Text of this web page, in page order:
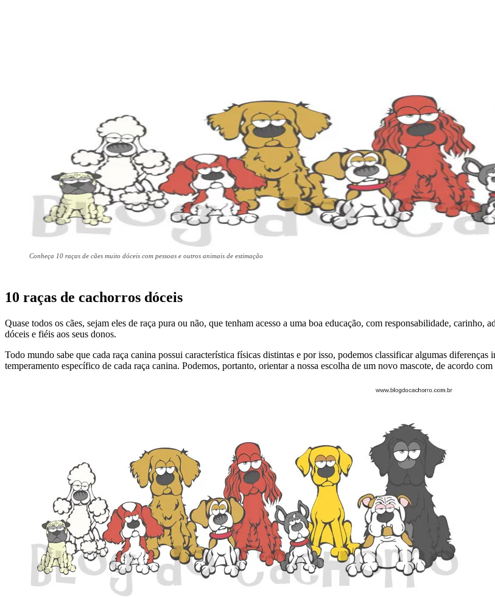
Conheça 10 raças de cães muito dóceis com pessoas e outros animais de estimação
10 raças de cachorros dóceis
Quase todos os cães, sejam eles de raça pura ou não, que tenham acesso a uma boa educação, com responsabilidade,
dóceis e fiéis aos seus donos.
Todo mundo sabe que cada raça canina possui característica físicas distintas e por isso, podemos classificar algumas
temperamento específico de cada raça canina. Podemos, portanto, orientar a nossa escolha de um novo mascote, de acordo com